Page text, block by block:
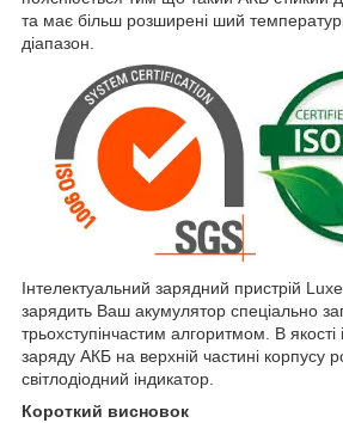
та має більш розширені ший
діапазон.
Інтелектуальний зарядний пристрій
зарядить Ваш акумулятор спеціально
трьохступінчастим алгоритмом. В якості
заряду АКБ на верхній частині корпусу
світлодіодний індикатор.
Короткий висновок